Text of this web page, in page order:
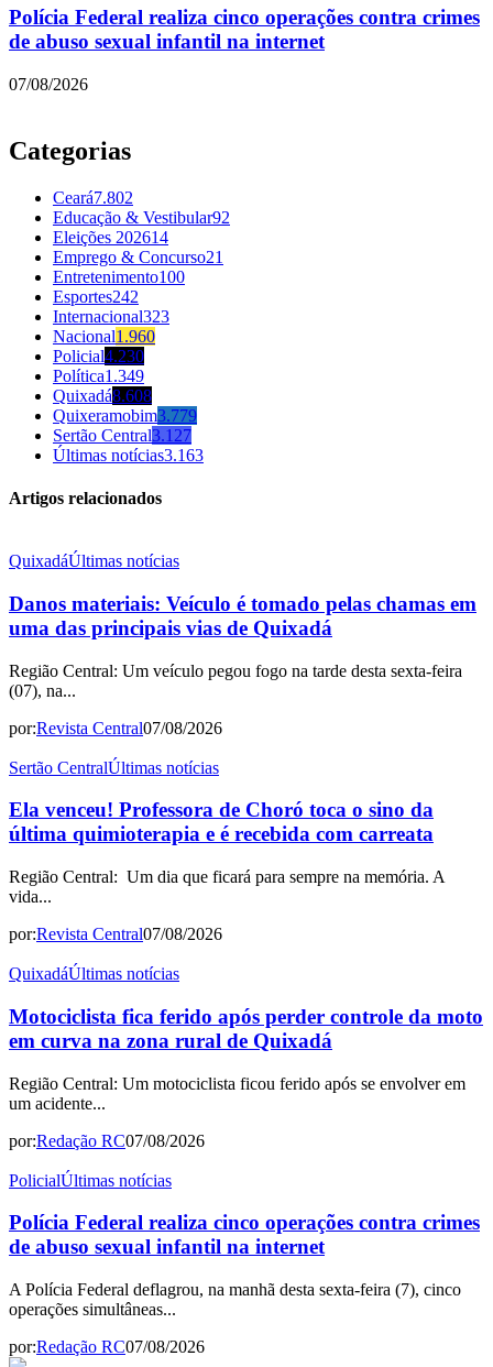
Polícia Federal realiza cinco operações contra crimes
de abuso sexual infantil na internet
07/08/2026
Categorias
Ceará7.802
Educação & Vestibular92
Eleições 202614
Emprego & Concurso21
Entretenimento100
Esportes242
Internacional323
Nacional1.960
Policial4.230
Política1.349
Quixadá8.608
Quixeramobim3.779
Sertão Central3.127
Últimas notícias3.163
Artigos relacionados
QuixadáÚltimas notícias
Danos materiais: Veículo é tomado pelas chamas em
uma das principais vias de Quixadá
Região Central: Um veículo pegou fogo na tarde desta sexta-feira
(07), na...
por:Revista Central07/08/2026
Sertão CentralÚltimas notícias
Ela venceu! Professora de Choró toca o sino da
última quimioterapia e é recebida com carreata
Região Central: Um dia que ficará para sempre na memória. A
vida...
por:Revista Central07/08/2026
QuixadáÚltimas notícias
Motociclista fica ferido após perder controle da moto
em curva na zona rural de Quixadá
Região Central: Um motociclista ficou ferido após se envolver em
um acidente...
por:Redação RC07/08/2026
PolicialÚltimas notícias
Polícia Federal realiza cinco operações contra crimes
de abuso sexual infantil na internet
A Polícia Federal deflagrou, na manhã desta sexta-feira (7), cinco
operações simultâneas...
por:Redação RC07/08/2026